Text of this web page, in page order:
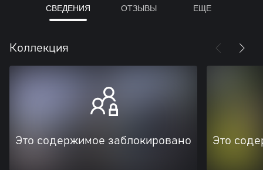
СВЕДЕНИЯ ОТЗЫВЫ ЕЩЕ
Коллекция
Это содержимое заблокировано Это